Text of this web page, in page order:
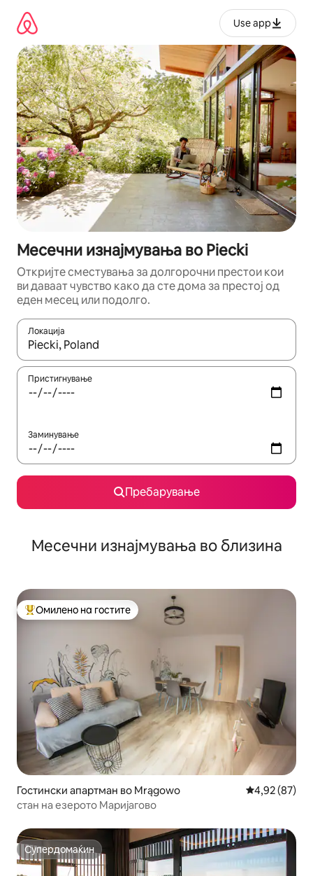
содржина
Use app
Месечни изнајмувања во Piecki
Откријте сместувања за долгорочни престои кои
ви даваат чувство како да сте дома за престој од
еден месец или подолго.
Локација
Кога резултатите се достапни, движете се со копчињата
Пристигнување
Заминување
Пребарување
Месечни изнајмувања во близина
Меѓу најуспешните „Омилени на гостите“
Омилено на гостите
Гостински апартман во Mrągowo Просечна
4,92 (87)
стан на езерото Маријагово
Супердомаќин
Супердомаќин